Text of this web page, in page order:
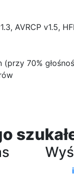
AVRCP v1.5,
(przy 70%